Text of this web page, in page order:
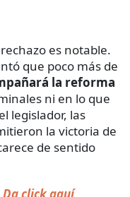
es notable.
que poco más de
la reforma
ni en lo que
legislador, las
la victoria de
de sentido